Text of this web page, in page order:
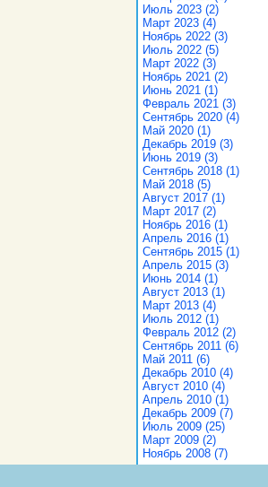
Июль 2023 (2)
Март 2023 (4)
Ноябрь 2022 (3)
Июль 2022 (5)
Март 2022 (3)
Ноябрь 2021 (2)
Июнь 2021 (1)
Февраль 2021 (3)
Сентябрь 2020 (4)
Май 2020 (1)
Декабрь 2019 (3)
Июнь 2019 (3)
Сентябрь 2018 (1)
Май 2018 (5)
Август 2017 (1)
Март 2017 (2)
Ноябрь 2016 (1)
Апрель 2016 (1)
Сентябрь 2015 (1)
Апрель 2015 (3)
Июнь 2014 (1)
Август 2013 (1)
Март 2013 (4)
Июль 2012 (1)
Февраль 2012 (2)
Сентябрь 2011 (6)
Май 2011 (6)
Декабрь 2010 (4)
Август 2010 (4)
Апрель 2010 (1)
Декабрь 2009 (7)
Июль 2009 (25)
Март 2009 (2)
Ноябрь 2008 (7)